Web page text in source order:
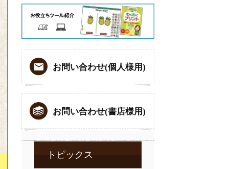
お問い合わせ(個人様用)
お問い合わせ(書店様用)
トピックス